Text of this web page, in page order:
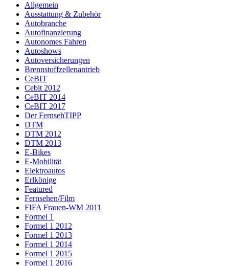
Allgemein
Ausstattung & Zubehör
Autobranche
Autofinanzierung
Autonomes Fahren
Autoshows
Autoversicherungen
Brennstoffzellenantrieb
CeBIT
Cebit 2012
CeBIT 2014
CeBIT 2017
Der FernsehTIPP
DTM
DTM 2012
DTM 2013
E-Bikes
E-Mobilität
Elektroautos
Erlkönige
Featured
Fernsehen/Film
FIFA Frauen-WM 2011
Formel 1
Formel 1 2012
Formel 1 2013
Formel 1 2014
Formel 1 2015
Formel 1 2016